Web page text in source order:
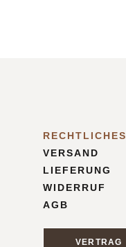
RECHTLICHES
VERSAND
LIEFERUNG
WIDERRUF
AGB
VERTRAG